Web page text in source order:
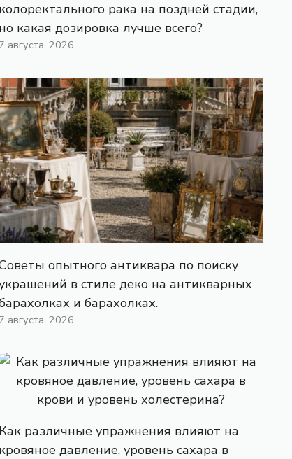
колоректального рака на поздней стадии,
но какая дозировка лучше всего?
7 августа, 2026
опытного антиквара по поиску
в стиле деко на антикварных
и барахолках.
7 августа, 2026
Как различные упражнения влияют на
кровяное давление, уровень сахара в